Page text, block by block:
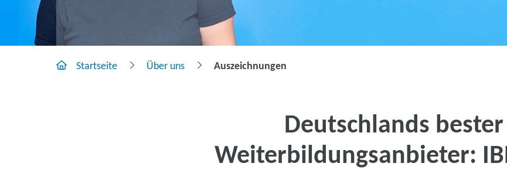
Startseite Über uns Auszeichnungen
Deutschlands bester
Weiterbildungsanbieter: